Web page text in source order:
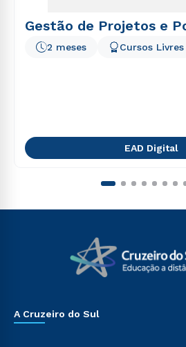
Gestão de Projetos e
2 meses Cursos Livres
EAD Digital
A Cruzeiro do Sul